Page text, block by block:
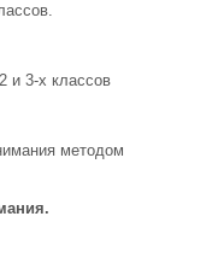
и 3-х классов
методом